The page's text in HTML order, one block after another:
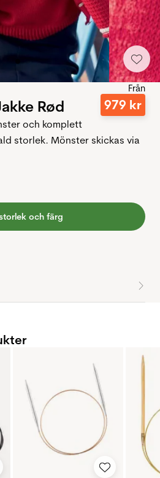
Rød
Från
979 kr
och komplett
storlek. Mönster skickas via
och färg